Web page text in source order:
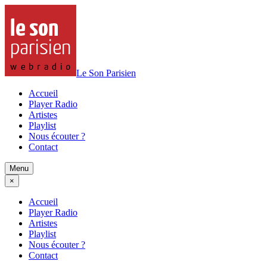
Le Son Parisien
Accueil
Player Radio
Artistes
Playlist
Nous écouter ?
Contact
Menu
×
Accueil
Player Radio
Artistes
Playlist
Nous écouter ?
Contact